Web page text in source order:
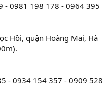
- 0981 198 178 - 0964 395
Hồi, quận Hoàng Mai, Hà
- 0934 154 357 - 0909 528